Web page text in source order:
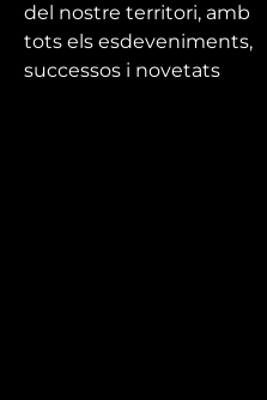
del nostre territori, amb
tots els esdeveniments,
successos i novetats